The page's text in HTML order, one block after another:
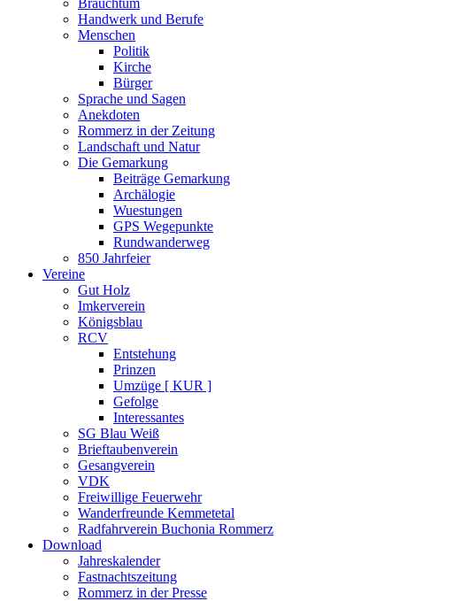
Brauchtum
Handwerk und Berufe
Menschen
Politik
Kirche
Bürger
Sprache und Sagen
Anekdoten
Rommerz in der Zeitung
Landschaft und Natur
Die Gemarkung
Beiträge Gemarkung
Archälogie
Wuestungen
GPS Wegepunkte
Rundwanderweg
850 Jahrfeier
Vereine
Gut Holz
Imkerverein
Königsblau
RCV
Entstehung
Prinzen
Umzüge [ KUR ]
Gefolge
Interessantes
SG Blau Weiß
Brieftaubenverein
Gesangverein
VDK
Freiwillige Feuerwehr
Wanderfreunde Kemmetetal
Radfahrverein Buchonia Rommerz
Download
Jahreskalender
Fastnachtszeitung
Rommerz in der Presse